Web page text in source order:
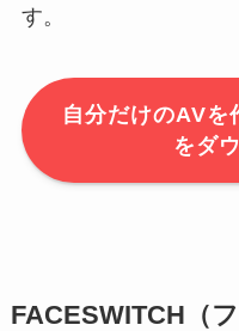
す。
自分だけのAVを
をダ
FACESWITCH（